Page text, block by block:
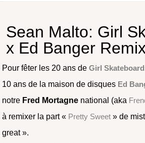
Sean Malto: Girl
x Ed Banger Remix
Pour fêter les 20 ans deGirl
10 ans de la maison de disques Ed
notre Fred Mortagne national (aka
à remixer la part « Pretty Sweet » de
great ».